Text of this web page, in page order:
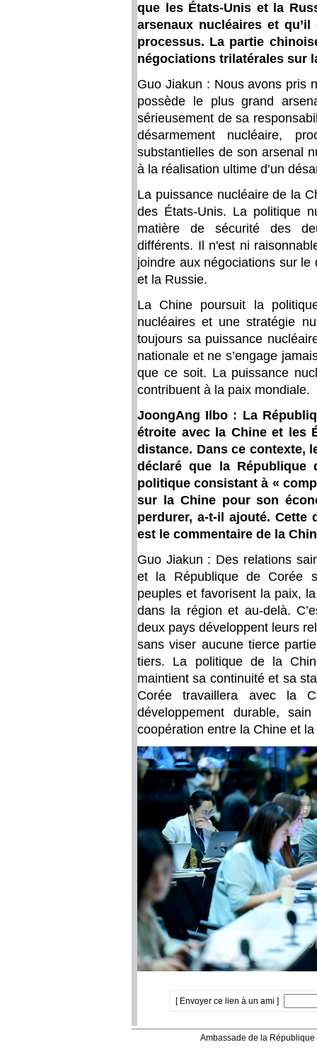
que les États-Unis et la
arsenaux nucléaires et
processus. La partie
négociations trilatérales sur
Guo Jiakun : Nous avons pris
possède le plus grand
sérieusement de sa
désarmement nucléaire,
substantielles de son arsenal
à la réalisation ultime d’un
La puissance nucléaire de la
des États-Unis. La politique
matière de sécurité des
différents. Il n'est ni
joindre aux négociations sur
et la Russie.
La Chine poursuit la
nucléaires et une stratégie
toujours sa puissance
nationale et ne s’engage
que ce soit. La puissance
contribuent à la paix mondiale.
JoongAng Ilbo : La
étroite avec la Chine et les
distance. Dans ce contexte,
déclaré que la République
politique consistant à «
sur la Chine pour son
perdurer, a-t-il ajouté.
est le commentaire de la
Guo Jiakun : Des relations
et la République de Corée
peuples et favorisent la paix,
dans la région et au-delà.
deux pays développent leurs
sans viser aucune tierce
tiers. La politique de la
maintient sa continuité et sa
Corée travaillera avec la
développement durable,
coopération entre la Chine et
[ Envoyer ce lien à un ami ]
Ambassade de la